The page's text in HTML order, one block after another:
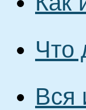
Что
Вся